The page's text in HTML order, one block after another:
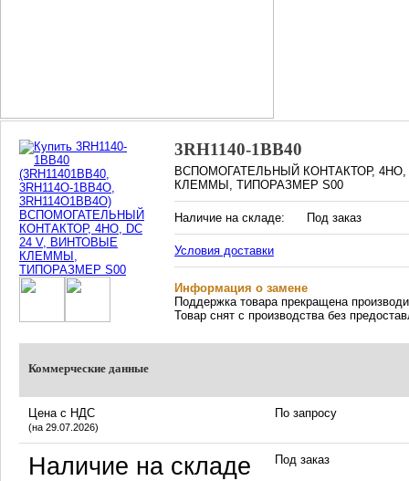
3RH1140-1BB40
ВСПОМОГАТЕЛЬНЫЙ КОНТАКТОР, 4НО,
КЛЕММЫ, ТИПОРАЗМЕР S00
Наличие на складе: Под заказ
Условия доставки
Информация о замене
Поддержка товара прекращена
Товар снят с производства без
Коммерческие данные
Цена с НДС
(на 29.07.2026)
По запросу
Наличие на складе Под заказ